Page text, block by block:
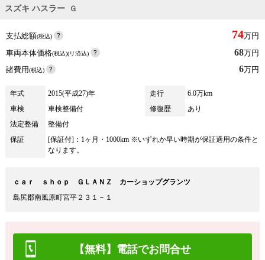
スズキ ハスラー Ｇ
支払総額(税込) 74万円
車両本体価格(税込)(リ済込) 68万円
諸費用(税込) 6万円
年式 2015(平成27)年 走行
6.0万km
車検
車検整備付 修復歴
あり
法定整備
整備付
保証
[保証付]：1ヶ月・1000km ※いずれか早い時期が保証適用の条件と
なります。
ｃａｒ ｓｈｏｐ ＧＬＡＮＺ カーショップグランツ
島尻郡南風原町宮平２３１－１
【無料】電話でお問合せ